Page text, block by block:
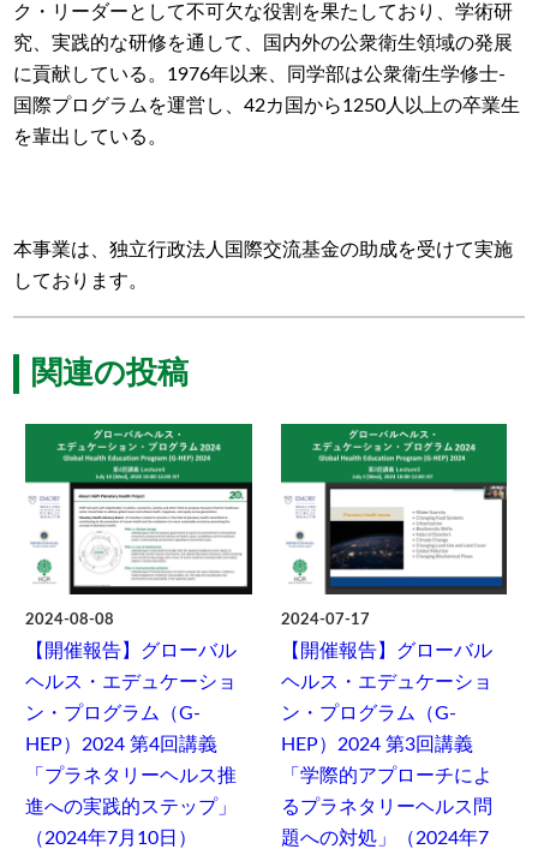
ク・リーダーとして不可欠な役割を果たしており、学術研
究、実践的な研修を通して、国内外の公衆衛生領域の発展
に貢献している。1976年以来、同学部は公衆衛生学修士-
国際プログラムを運営し、42カ国から1250人以上の卒業生
を輩出している。
本事業は、独立行政法人国際交流基金の助成を受けて実施
しております。
関連の投稿
2024-08-08
【開催報告】グローバル
ヘルス・エデュケーショ
ン・プログラム（G-
HEP）2024 第4回講義
「プラネタリーヘルス推
進への実践的ステップ」
（2024年7月10日）
2024-07-17
【開催報告】グローバル
ヘルス・エデュケーショ
ン・プログラム（G-
HEP）2024 第3回講義
「学際的アプローチによ
るプラネタリーヘルス問
題への対処」（2024年7